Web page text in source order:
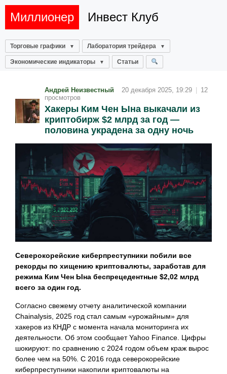
Миллионер Инвест Клуб
Торговые графики Лаборатория трейдера
Экономические индикаторы Статьи
Андрей Неизвестный 20 декабря 2025, 19:29
12
просмотров
Хакеры Ким Чен Ына выкачали из
криптобирж $2 млрд за год —
половина украдена за одну ночь
Северокорейские киберпреступники побили все
рекорды по хищению криптовалюты, заработав для
режима Ким Чен Ына беспрецедентные $2,02 млрд
всего за один год.
Согласно свежему отчету аналитической компании
Chainalysis, 2025 год стал самым «урожайным» для
хакеров из КНДР с момента начала мониторинга их
деятельности. Об этом сообщает Yahoo Finance. Цифры
шокируют: по сравнению с 2024 годом объем краж вырос
более чем на 50%. С 2016 года северокорейские
киберпреступники накопили криптовалюты на